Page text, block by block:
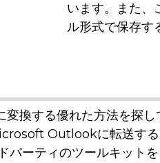
います。また、
ル形式で保存す
換する優れた方法を探し
Outlookに転送する
ーティのツールキット